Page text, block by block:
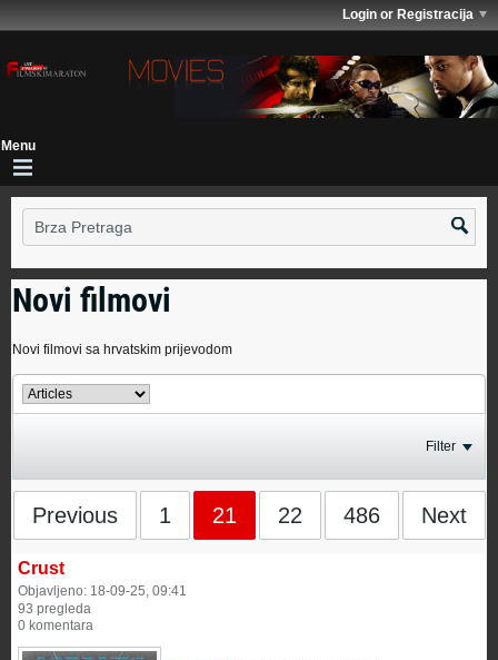
Login or Registracija
Novi filmovi
Novi filmovi sa hrvatskim prijevodom
Filter
Previous 1 21 22 486 Next
Crust
Objavljeno: 18-09-25, 09:41
93 pregleda
0 komentara